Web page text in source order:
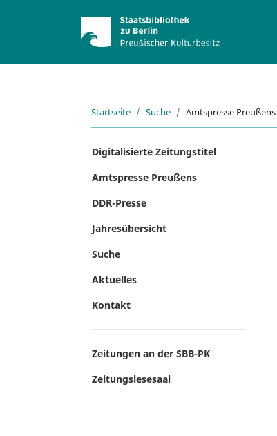
Startseite Suche Amtspresse Preußens
Digitalisierte Zeitungstitel
Amtspresse Preußens
DDR-Presse
Jahresübersicht
Suche
Aktuelles
Kontakt
Zeitungen an der SBB-PK
Zeitungslesesaal